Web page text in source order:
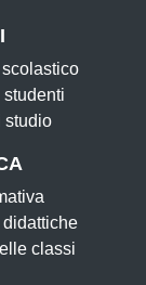
studenti
studio
didattiche
classi